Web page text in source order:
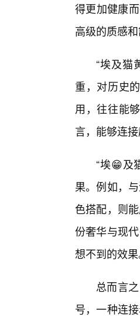
得更加健康
高级的质感和
“埃及猫
重，对历史
用，往往能
言，能够连
“埃😁及
果。例如，
色搭配，则
份奢华与现
想不到的效果
总而言
号，一种连